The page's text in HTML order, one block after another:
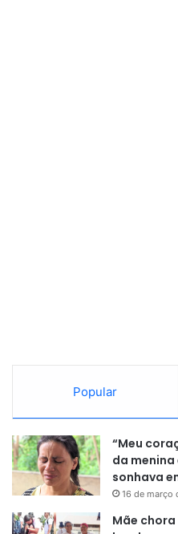
Popular
“Meu
da
sonhava
16 de março
Mãe